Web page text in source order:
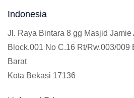
Indonesia
Jl. Raya Bintara 8 gg Masjid Jamie
Block.001 No C.16 Rt/Rw.003/009
Barat
Kota Bekasi 17136